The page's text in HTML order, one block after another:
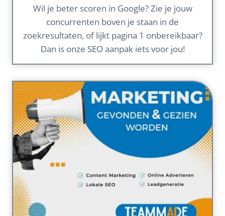
Wil je beter scoren in Google? Zie je jouw
concurrenten boven je staan in de
zoekresultaten, of lijkt pagina 1 onbereikbaar?
Dan is onze SEO aanpak iets voor jou!